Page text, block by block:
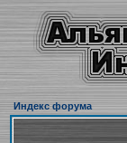
Индекс форума